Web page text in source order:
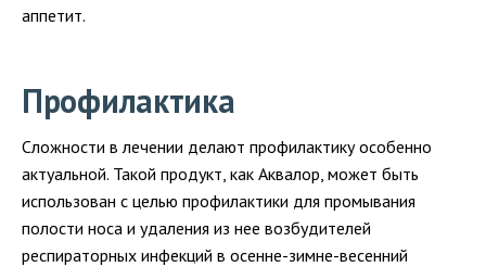
аппетит.
Профилактика
Сложности в лечении делают профилактику особенно
актуальной. Такой продукт, как Аквалор, может быть
использован с целью профилактики для промывания
полости носа и удаления из нее возбудителей
респираторных инфекций в осенне-зимне-весенний